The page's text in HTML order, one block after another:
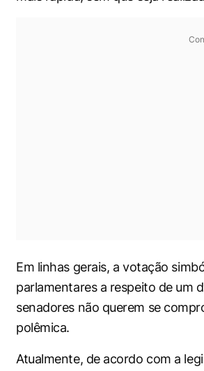
Em linhas gerais, a votação
parlamentares a respeito de um
senadores não querem se
polêmica.
Atualmente, de acordo com a